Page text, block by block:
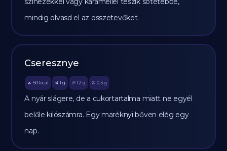
mindig olvasd el az összetevőket.
Cseresznye
🔥 50 kcal 🥩 1 g 🥔 12 g 🫒 0.3 g
A nyár slágere, de a cukortartalma miatt ne egyél
belőle kilószámra. Egy maréknyi bőven elég egy
nap.